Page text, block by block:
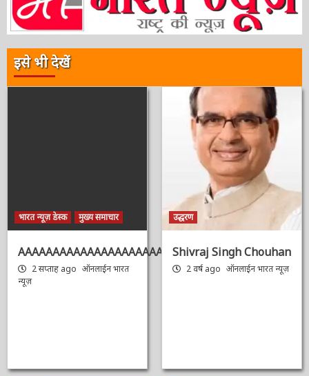
भारत न्यूज़ डेस्क मुख्य समाचार
AAAAAAAAAAAAAAAAAAAAAAAAAAAAAAAAA
उद्धरण